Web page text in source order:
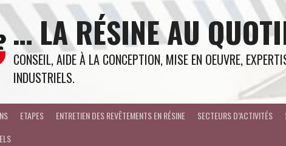
… LA RÉSINE AU
CONSEIL, AIDE À LA CONCEPTION, MISE EN OEUVRE,
INDUSTRIELS.
ETAPES ENTRETIEN DES REVÊTEMENTS EN RÉSINE SECTEURS D’ACTIVITÉS